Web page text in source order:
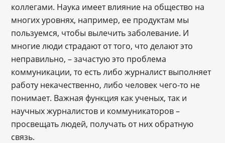
коллегами. Наука имеет влияние на общество на
многих уровнях, например, ее продуктам мы
пользуемся, чтобы вылечить заболевание. И
многие люди страдают от того, что делают это
неправильно, – зачастую это проблема
коммуникации, то есть либо журналист выполняет
работу некачественно, либо человек чего-то не
понимает. Важная функция как ученых, так и
научных журналистов и коммуникаторов –
просвещать людей, получать от них обратную
связь.